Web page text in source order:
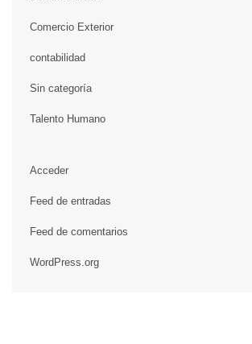
Comercio Exterior
contabilidad
Sin categoría
Talento Humano
Acceder
Feed de entradas
Feed de comentarios
WordPress.org